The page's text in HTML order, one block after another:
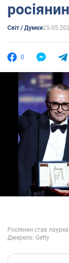
Світ / Думки
0